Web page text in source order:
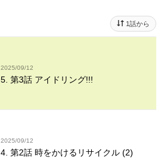
1話から
2025/09/12
5. 第3話 アイドリング!!!
2025/09/12
4. 第2話 時をかけるリサイクル (2)